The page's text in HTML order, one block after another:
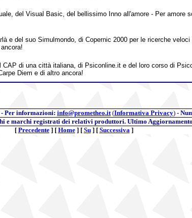
del Visual Basic, del bellissimo Inno all'amore - Per amore
e del suo Simulmondo, di Copernic 2000 per le ricerche
di una città italiana, di Psiconline.it e del loro corso di
Diem e di altro ancora!
Per informazioni: info@prometheo.it (Informativa Privacy) -
e marchi registrati dei relativi produttori. Ultimo
[ Precedente] [ Home] [ Su] [ Successiva]